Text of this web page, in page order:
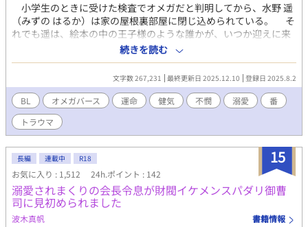
小学生のときに受けた検査でオメガだと判明してから、水野 遥
（みずの はるか）は家の屋根裏部屋に閉じ込められている。 そ
れでも遥は、絵本の中の王子様のような誰かが、いつか迎えに来
てくれると信じて、毎日を生きていた。 そんなある日、父から
突然「お前に引き取りの話があった。来週、相手の家へ行っても
らう」と告げられる。 希望を抱いて向かった先で、遥を待って
いたのは――これまで以上の地獄だった。 オメガが虐げられる
世界で、傷つきながらも懸命に生きてきた遥が、救い出され、愛
され、幸せになるお話です。 溺愛アルファ × 不憫オメガ ※前
半は無理やりな描写や暴力的な表現が続きます。苦手な方はご注
意ください ※基本的に、毎日20時に更新していきます（変更があ
る場合はXでお知らせします） ※他サイトにも掲載しています
続きを読む
文字数 267,231 最終更新日 2025.12.10 登録日 2025.8.2
BL オメガバース 運命 健気 不憫 溺愛
番
トラウマ
15
長編 連載中 R18
お気に入り : 1,512 24h.ポイント : 142
溺愛されまくりの会長令息が財閥イケメンスパダリ御曹
司に見初められました
波木真帆 書籍情報